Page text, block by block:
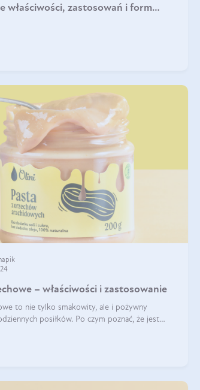
właściwości, zastosowań i form
– właściwości i zastosowanie
to nie tylko smakowity, ale i pożywny
posiłków. Po czym poznać, że jest